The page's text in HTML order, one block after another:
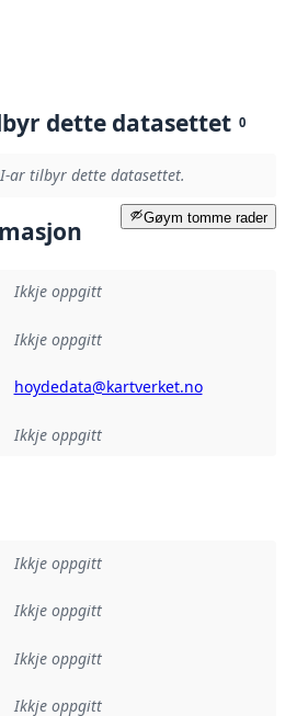
dette datasettet 0
ar tilbyr dette datasettet.
Gøym tomme rader
Ikkje oppgitt
Ikkje oppgitt
hoydedata@kartverket.no
Ikkje oppgitt
Ikkje oppgitt
:
Ikkje oppgitt
Ikkje oppgitt
:
Ikkje oppgitt